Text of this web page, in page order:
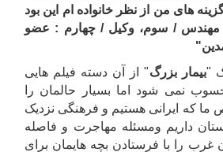
های من از نظر خانواده ام این بود
مهندس / سوم، وکیل / چهارم : عضو
"بیمار بزرگ" از آن دسته فیلم هایی
نمی شود اما بسیار حالمان را
که ایرانی هستیم و فرهنگی نزدیک
داریم ومسئله مهاجرت و فاصله
غرب را با فرستادن بچه هایمان برای